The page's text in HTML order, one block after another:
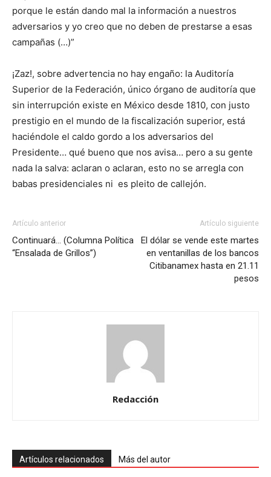
porque le están dando mal la información a nuestros
adversarios y yo creo que no deben de prestarse a esas
campañas (…)”
¡Zaz!, sobre advertencia no hay engaño: la Auditoría
Superior de la Federación, único órgano de auditoría que
sin interrupción existe en México desde 1810, con justo
prestigio en el mundo de la fiscalización superior, está
haciéndole el caldo gordo a los adversarios del
Presidente… qué bueno que nos avisa… pero a su gente
nada la salva: aclaran o aclaran, esto no se arregla con
babas presidenciales ni es pleito de callejón.
Artículo anterior
Continuará… (Columna Política
“Ensalada de Grillos”)
Artículo siguiente
El dólar se vende este martes
en ventanillas de los bancos
Citibanamex hasta en 21.11
pesos
Redacción
Artículos relacionados Más del autor